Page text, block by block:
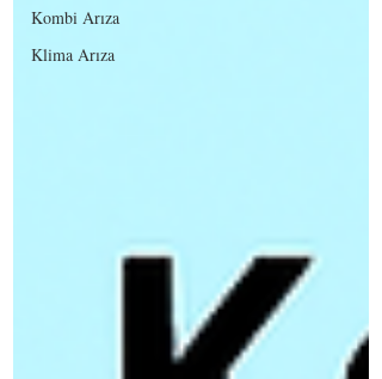
Kombi Arıza
Klima Arıza